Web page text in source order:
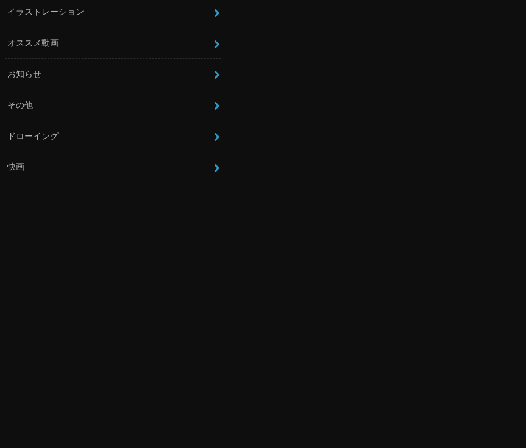
イラストレーション
オススメ動画
お知らせ
その他
ドローイング
快画